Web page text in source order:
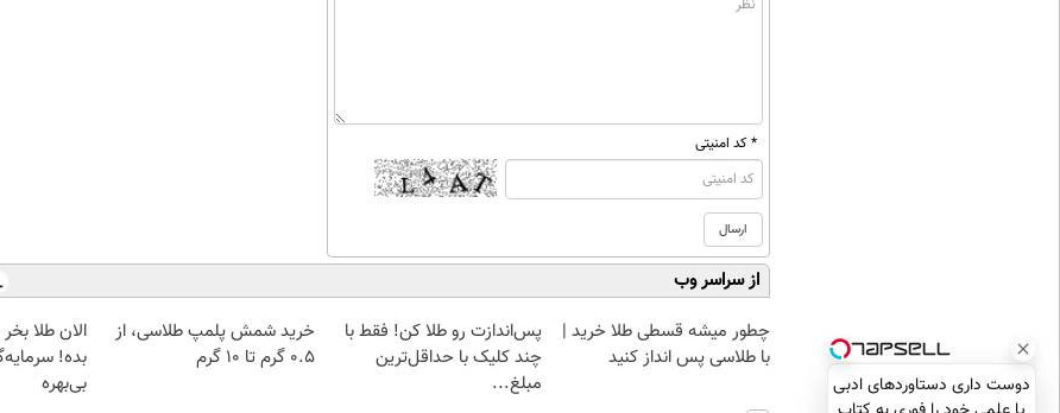
* کد امنیتی
از سراسر وب
چطور میشه قسطی طلا خرید |
با طلاسی پس انداز کنید
پس‌اندازت رو طلا کن! فقط با
چند کلیک با حداقل‌ترین
مبلغ...
خرید شمش پلمپ طلاسی، از
۰.۵ گرم تا ۱۰ گرم
بده!
بی‌بهره
دوست داری دستاوردهای ادبی